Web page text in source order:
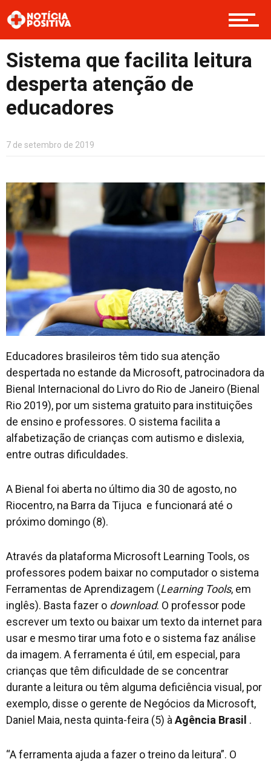
Cultura
Entretenimento
Sistema que facilita leitura
desperta atenção de
educadores
7 de setembro de 2019
Educadores brasileiros têm tido sua atenção
despertada no estande da Microsoft, patrocinadora da
Bienal Internacional do Livro do Rio de Janeiro (Bienal
Rio 2019), por um sistema gratuito para instituições
de ensino e professores. O sistema facilita a
alfabetização de crianças com autismo e dislexia,
entre outras dificuldades.
A Bienal foi aberta no último dia 30 de agosto, no
Riocentro, na Barra da Tijuca e funcionará até o
próximo domingo (8).
Através da plataforma Microsoft Learning Tools, os
professores podem baixar no computador o sistema
Ferramentas de Aprendizagem (Learning Tools, em
inglês). Basta fazer o download. O professor pode
escrever um texto ou baixar um texto da internet para
usar e mesmo tirar uma foto e o sistema faz análise
da imagem. A ferramenta é útil, em especial, para
crianças que têm dificuldade de se concentrar
durante a leitura ou têm alguma deficiência visual, por
exemplo, disse o gerente de Negócios da Microsoft,
Daniel Maia, nesta quinta-feira (5) àAgência Brasil .
“A ferramenta ajuda a fazer o treino da leitura”. O